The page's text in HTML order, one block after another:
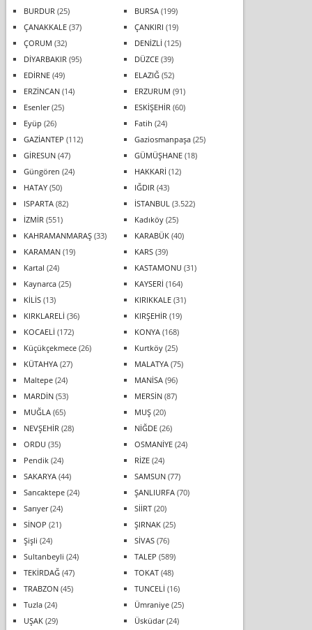
BURDUR (25) BURSA(199)
ÇANAKKALE(37) ÇANKIRI (19)
ÇORUM (32) DENİZLİ (125)
DİYARBAKIR (95) DÜZCE(39)
EDİRNE(49) ELAZIĞ(52)
ERZİNCAN(14) ERZURUM (91)
Esenler(25) ESKİŞEHİR (60)
Eyüp (26) Fatih (24)
GAZİANTEP (112) Gaziosmanpaşa(25)
GİRESUN(47) GÜMÜŞHANE(18)
Güngören (24) HAKKARİ (12)
HATAY(50) IĞDIR (43)
ISPARTA(82) İSTANBUL (3.522)
İZMİR (551) Kadıköy(25)
KAHRAMANMARAŞ(33) KARABÜK(40)
KARAMAN(19) KARS(39)
Kartal (24) KASTAMONU (31)
Kaynarca(25) KAYSERİ (164)
KİLİS(13) KIRIKKALE(31)
KIRKLARELİ (36) KIRŞEHİR (19)
KOCAELİ (172) KONYA(168)
Küçükçekmece(26) Kurtköy(25)
KÜTAHYA(27) MALATYA(75)
Maltepe(24) MANİSA(96)
MARDİN(53) MERSİN(87)
MUĞLA(65) MUŞ(20)
NEVŞEHİR (28) NİĞDE(26)
ORDU (35) OSMANİYE(24)
Pendik(24) RİZE(24)
SAKARYA(44) SAMSUN(77)
Sancaktepe(24) ŞANLIURFA(70)
Sarıyer(24) SİİRT(20)
SİNOP (21) ŞIRNAK(25)
Şişli (24) SİVAS(76)
Sultanbeyli (24) TALEP (589)
TEKİRDAĞ(47) TOKAT(48)
TRABZON(45) TUNCELİ (16)
Tuzla(24) Ümraniye(25)
UŞAK(29) Üsküdar(24)